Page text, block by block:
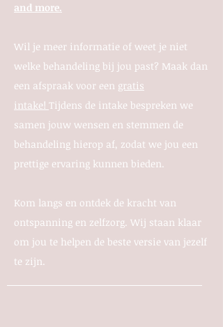
and more.
Wil je meer informatie of weet je niet
welke behandeling bij jou past? Maak dan
een afspraak voor een gratis
intake! Tijdens de intake bespreken we
samen jouw wensen en stemmen de
behandeling hierop af, zodat we jou een
prettige ervaring kunnen bieden.
Kom langs en ontdek de kracht van
ontspanning en zelfzorg. Wij staan klaar
om jou te helpen de beste versie van jezelf
te zijn.